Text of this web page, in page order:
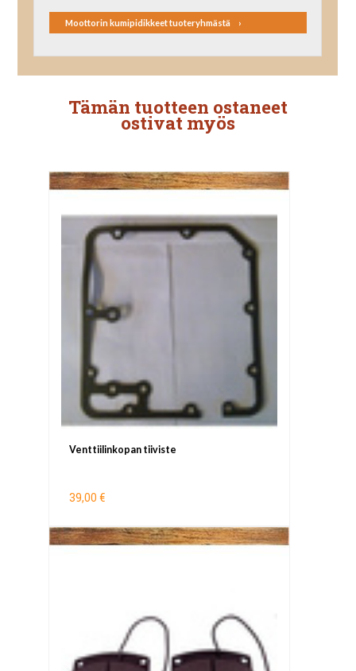
Moottorin kumipidikkeet tuoteryhmästä
Tämän tuotteen ostaneet
ostivat myös
Venttiilinkopan tiiviste
39,00 €